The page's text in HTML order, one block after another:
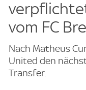
vom FC
Nach Matheus
United den
Transfer.